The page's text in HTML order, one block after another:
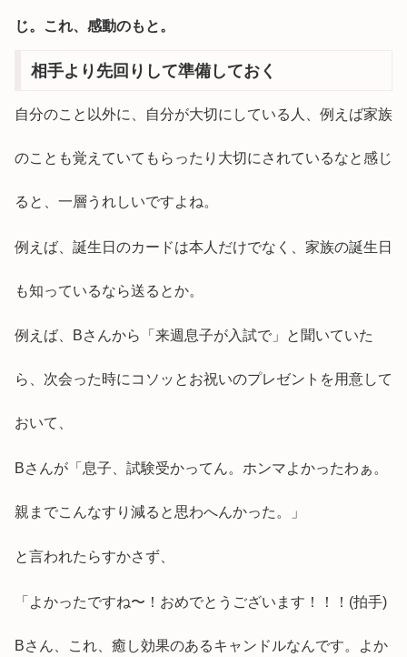
じ。これ、感動のもと。
相手より先回りして準備しておく
自分のこと以外に、自分が大切にしている人、例えば家族
のことも覚えていてもらったり大切にされているなと感じ
ると、一層うれしいですよね。
例えば、誕生日のカードは本人だけでなく、家族の誕生日
も知っているなら送るとか。
例えば、Bさんから「来週息子が入試で」と聞いていた
ら、次会った時にコソッとお祝いのプレゼントを用意して
おいて、
Bさんが「息子、試験受かってん。ホンマよかったわぁ。
親までこんなすり減ると思わへんかった。」
と言われたらすかさず、
「よかったですね〜！おめでとうございます！！！(拍手)
Bさん、これ、癒し効果のあるキャンドルなんです。よか